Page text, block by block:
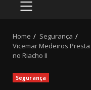
PRIMARY
Home
Segurança
Vicemar Medeiros
no Riacho II
Segurança